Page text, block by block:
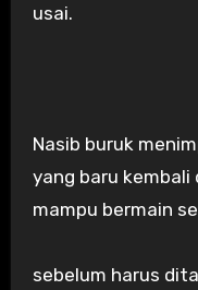
usai.
Nasib buruk
yang baru
mampu bermain
sebelum harus